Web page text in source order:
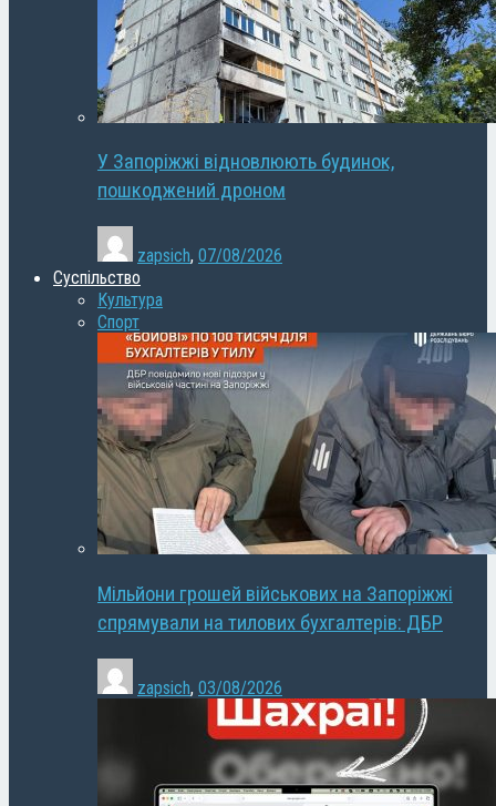
У Запоріжжі відновлюють будинок,
пошкоджений дроном
zapsich, 07/08/2026
Суспільство
Культура
Спорт
Мільйони грошей військових на Запоріжжі
спрямували на тилових бухгалтерів: ДБР
zapsich, 03/08/2026